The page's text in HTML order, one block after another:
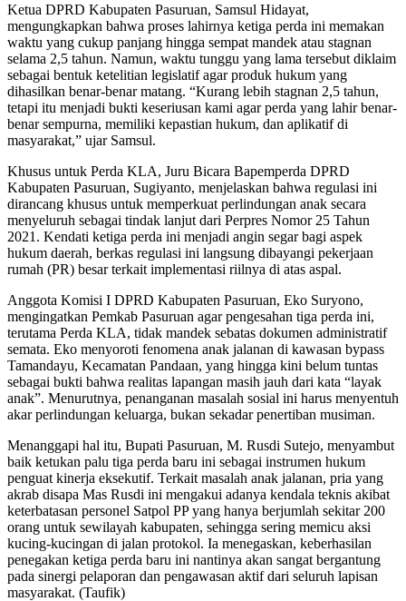
Ketua DPRD Kabupaten Pasuruan, Samsul Hidayat,
mengungkapkan bahwa proses lahirnya ketiga perda ini memakan
waktu yang cukup panjang hingga sempat mandek atau stagnan
selama 2,5 tahun. Namun, waktu tunggu yang lama tersebut diklaim
sebagai bentuk ketelitian legislatif agar produk hukum yang
dihasilkan benar-benar matang. “Kurang lebih stagnan 2,5 tahun,
tetapi itu menjadi bukti keseriusan kami agar perda yang lahir benar-
benar sempurna, memiliki kepastian hukum, dan aplikatif di
masyarakat,” ujar Samsul.
Khusus untuk Perda KLA, Juru Bicara Bapemperda DPRD
Kabupaten Pasuruan, Sugiyanto, menjelaskan bahwa regulasi ini
dirancang khusus untuk memperkuat perlindungan anak secara
menyeluruh sebagai tindak lanjut dari Perpres Nomor 25 Tahun
2021. Kendati ketiga perda ini menjadi angin segar bagi aspek
hukum daerah, berkas regulasi ini langsung dibayangi pekerjaan
rumah (PR) besar terkait implementasi riilnya di atas aspal.
Anggota Komisi I DPRD Kabupaten Pasuruan, Eko Suryono,
mengingatkan Pemkab Pasuruan agar pengesahan tiga perda ini,
terutama Perda KLA, tidak mandek sebatas dokumen administratif
semata. Eko menyoroti fenomena anak jalanan di kawasan bypass
Tamandayu, Kecamatan Pandaan, yang hingga kini belum tuntas
sebagai bukti bahwa realitas lapangan masih jauh dari kata “layak
anak”. Menurutnya, penanganan masalah sosial ini harus menyentuh
akar perlindungan keluarga, bukan sekadar penertiban musiman.
Menanggapi hal itu, Bupati Pasuruan, M. Rusdi Sutejo, menyambut
baik ketukan palu tiga perda baru ini sebagai instrumen hukum
penguat kinerja eksekutif. Terkait masalah anak jalanan, pria yang
akrab disapa Mas Rusdi ini mengakui adanya kendala teknis akibat
keterbatasan personel Satpol PP yang hanya berjumlah sekitar 200
orang untuk sewilayah kabupaten, sehingga sering memicu aksi
kucing-kucingan di jalan protokol. Ia menegaskan, keberhasilan
penegakan ketiga perda baru ini nantinya akan sangat bergantung
pada sinergi pelaporan dan pengawasan aktif dari seluruh lapisan
masyarakat. (Taufik)